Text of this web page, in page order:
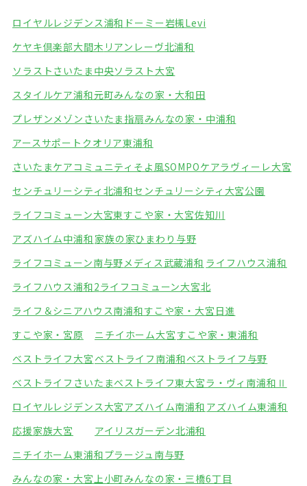
ロイヤルレジデンス浦和 ドーミー岩槻Levi
ケヤキ倶楽部大間木 リアンレーヴ北浦和
ソラストさいたま中央ソラスト大宮
スタイルケア浦和元町みんなの家・大和田
プレザンメゾンさいたま指扇みんなの家・中浦和
アースサポートクオリア東浦和
さいたまケアコミュニティそよ風SOMPOケアラヴィーレ大宮
センチュリーシティ北浦和センチュリーシティ大宮公園
ライフコミューン大宮東すこや家・大宮佐知川
アズハイム中浦和 家族の家ひまわり与野
ライフコミューン南与野 メディス武蔵浦和 ライフハウス浦和
ライフハウス浦和2ライフコミューン大宮北
ライフ＆シニアハウス南浦和すこや家・大宮日進
すこや家・宮原
ニチイホーム大宮すこや家・東浦和
ベストライフ大宮 ベストライフ南浦和ベストライフ与野
ベストライフさいたまベストライフ東大宮ラ・ヴィ南浦和Ⅱ
ロイヤルレジデンス大宮アズハイム南浦和 アズハイム東浦和
応援家族大宮
アイリスガーデン北浦和
ニチイホーム東浦和プラージュ南与野
みんなの家・大宮上小町みんなの家・三橋6丁目